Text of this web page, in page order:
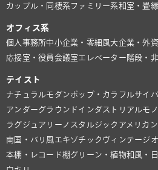
カップル・同棲系ファミリー系和室・畳
オフィス系
個人事務所中小企業・零細風大企業・外
応接室・役員会議室 エレベーター 階段・
テイスト
ナチュラルモダンポップ・カラフルサイ
アンダーグラウンド インダストリアルモ
ラグジュアリー ノスタルジック アメリカン
南国・バリ風 エキゾチック ヴィンテージ
本棚・レコード棚グリーン・植物和風・